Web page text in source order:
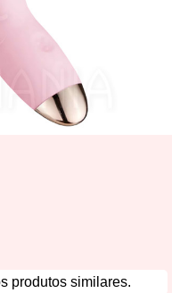
produtos similares.